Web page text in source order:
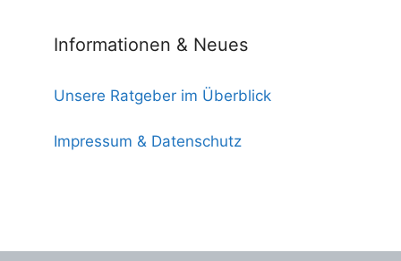
Informationen & Neues
Unsere Ratgeber im Überblick
Impressum & Datenschutz